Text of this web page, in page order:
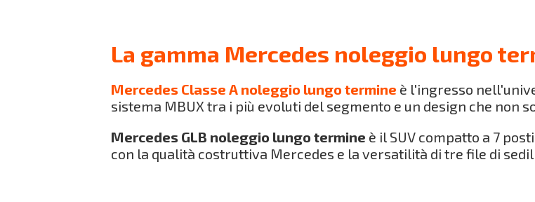
La gamma Mercedes noleggio lungo
Mercedes Classe A noleggio lungo termine è l'ingresso
sistema MBUX tra i più evoluti del segmento e un design che non
Mercedes GLB noleggio lungo termine è il SUV compatto a 7
con la qualità costruttiva Mercedes e la versatilità di tre file di